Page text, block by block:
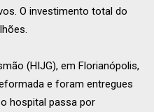
O investimento total do
(HIJG), em Florianópolis,
e foram entregues
hospital passa por